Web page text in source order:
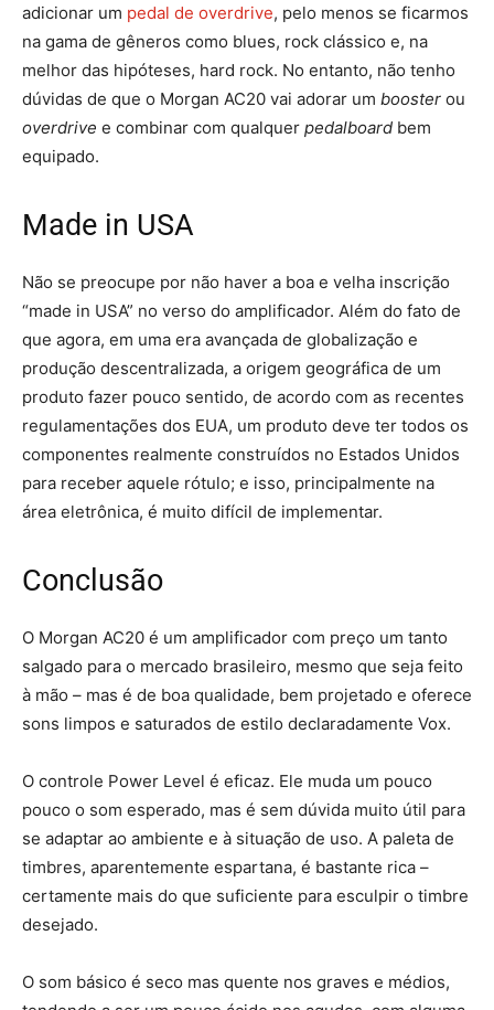
adicionar um pedal de overdrive, pelo menos se ficarmos
na gama de gêneros como blues, rock clássico e, na
melhor das hipóteses, hard rock. No entanto, não tenho
dúvidas de que o Morgan AC20 vai adorar um booster ou
overdrive e combinar com qualquer pedalboard bem
equipado.
Made in USA
Não se preocupe por não haver a boa e velha inscrição
“made in USA” no verso do amplificador. Além do fato de
que agora, em uma era avançada de globalização e
produção descentralizada, a origem geográfica de um
produto fazer pouco sentido, de acordo com as recentes
regulamentações dos EUA, um produto deve ter todos os
componentes realmente construídos no Estados Unidos
para receber aquele rótulo; e isso, principalmente na
área eletrônica, é muito difícil de implementar.
Conclusão
O Morgan AC20 é um amplificador com preço um tanto
salgado para o mercado brasileiro, mesmo que seja feito
à mão – mas é de boa qualidade, bem projetado e oferece
sons limpos e saturados de estilo declaradamente Vox.
O controle Power Level é eficaz. Ele muda um pouco
pouco o som esperado, mas é sem dúvida muito útil para
se adaptar ao ambiente e à situação de uso. A paleta de
timbres, aparentemente espartana, é bastante rica –
certamente mais do que suficiente para esculpir o timbre
desejado.
O som básico é seco mas quente nos graves e médios,